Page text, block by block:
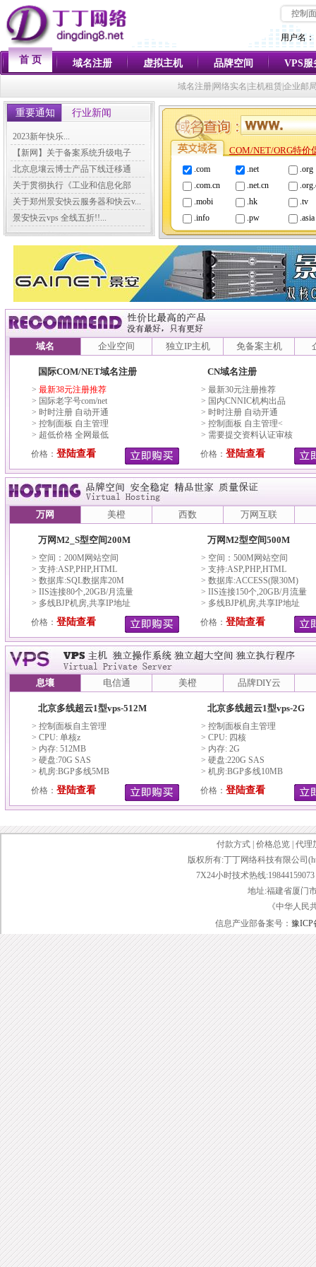
控制
用户名：
首 页 域名注册 虚拟主机 品牌空间 VPS服
域名注册|网络实名|主机租赁|企业邮
重要通知 行业新闻
2023新年快乐...
【新网】关于备案系统升级电子
化...
北京息壤云博士产品下线迁移通
知...
关于贯彻执行《工业和信息化部
关...
关于郑州景安快云服务器和快云v...
景安快云vps 全线五折!!...
COM/NET/ORG特
.com .net
.org
.com.cn
.net.cn
.mobi
.hk
.tv
.info
.pw .asia
域名 企业空间 独立IP主机 免备案主机
国际COM/NET域名注册
> 最新38元注册推荐
> 国际老字号com/net
> 时时注册 自动开通
> 控制面板 自主管理
> 超低价格 全网最低
价格： 登陆查看
CN域名注册
> 最新30元注册推荐
> 国内CNNIC机构出品
> 时时注册 自动开通
> 控制面板 自主管理<
> 需要提交资料认证审核
价格： 登陆查看
万网 美橙 西数 万网互联
万网M2_S型空间200M
> 空间：200M网站空间
> 支持:ASP,PHP,HTML
> 数据库:SQL数据库20M
> IIS连接80个,20GB/月流量
> 多线BJP机房,共享IP地址
价格： 登陆查看
万网M2型空间500M
> 空间：500M网站空间
> 支持:ASP,PHP,HTML
> 数据库:ACCESS(限30M)
> IIS连接150个,20GB/月流量
> 多线BJP机房,共享IP地址
价格： 登陆查看
息壤 电信通 美橙 品牌DIY云
北京多线超云1型vps-512M
> 控制面板自主管理
> CPU: 单核z
> 内存: 512MB
> 硬盘:70G SAS
> 机房:BGP多线5MB
价格： 登陆查看
北京多线超云1型vps-2G
> 控制面板自主管理
> CPU: 四核
> 内存: 2G
> 硬盘:220G SAS
> 机房:BGP多线10MB
价格： 登陆查看
付款方式 价格总览 代理
版权所有:丁丁网络科技有限公司
7X24小时技术热线
地址:福建省厦门
《中华人民
信息产业部备案号： 豫ICP